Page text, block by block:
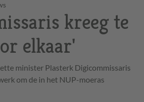
kreeg te
elkaar'
minister Plasterk Digicommissaris
om de in het NUP-moeras